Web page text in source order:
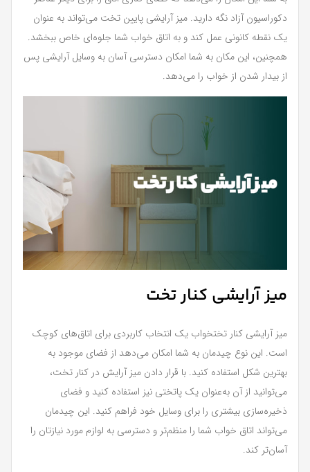
دکوراسیون آزاد نگه دارید. میز آرایشی پایین تخت می‌تواند به عنوان
یک نقطه کانونی عمل کند و به اتاق خواب شما جلوه‌ای خاص ببخشد.
همچنین، این مکان به شما امکان دسترسی آسان به وسایل آرایشی پس
از بیدار شدن از خواب را می‌دهد.
میز آرایشی کنار تخت
میز آرایشی کنار تختخواب یک انتخاب کاربردی برای اتاق‌های کوچک
است. این نوع چیدمان به شما امکان می‌دهد از فضای موجود به
بهترین شکل استفاده کنید. با قرار دادن میز آرایش در کنار تخت،
می‌توانید از آن به‌عنوان یک پاتختی نیز استفاده کنید و فضای
ذخیره‌سازی بیشتری را برای وسایل خود فراهم کنید. این چیدمان
می‌تواند اتاق خواب شما را منظم‌تر و دسترسی به لوازم مورد نیازتان را
آسان‌تر کند.